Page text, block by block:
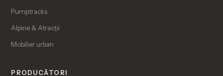
Pumptracks
Alpine & Atracții
Mobilier urban
PRODUCĂTORI